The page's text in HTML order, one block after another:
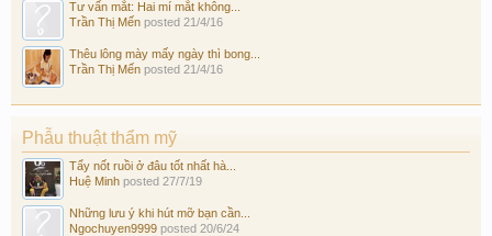
Tư vấn mắt: Hai mí mắt không...
Trần Thị Mến posted 21/4/16
Thêu lông mày mấy ngày thì bong...
Trần Thị Mến posted 21/4/16
Phẫu thuật thẩm mỹ
Tẩy nốt ruồi ở đâu tốt nhất hà...
Huệ Minh posted 27/7/19
Những lưu ý khi hút mỡ bạn cần...
Ngochuyen9999 posted 20/6/24